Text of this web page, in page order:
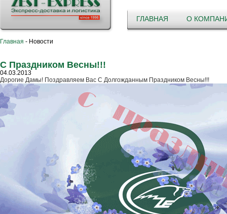
ГЛАВНАЯ О
Главная - Новости
С Праздником Весны!!!
04.03.2013
Дорогие Дамы! Поздравляем Вас С Долгожданным Праздником Весны!!!